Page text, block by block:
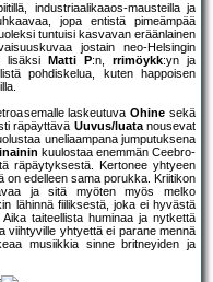
industriaalikaaos-mausteilla ja
jopa entistä pimeämpää
tuntuisi kasvavan eräänlainen
jostain neo-Helsingin
lisäksi
Matti P:n, rrimöykk:yn ja
pohdiskelua, kuten happoisen
illa.
laskeutuvaOhine sekä
räpäyttävä Uuvus/luatanousevat
uneliaampana jumputuksena
kuulostaa enemmän Ceebro-
räpäytyksestä. Kertonee yhtyeen
on edelleen sama porukka. Kriitikon
ja sitä myöten myös melko
lähinnä fiiliksestä, joka ei hyvästä
taiteellista huminaa ja nytkettä
viihtyville yhtyettä ei parane mennä
musiikkia sinne britneyiden ja